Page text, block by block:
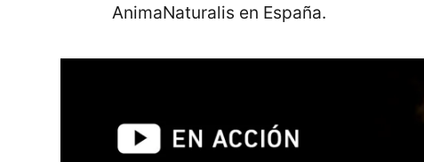
AnimaNaturalis en España.